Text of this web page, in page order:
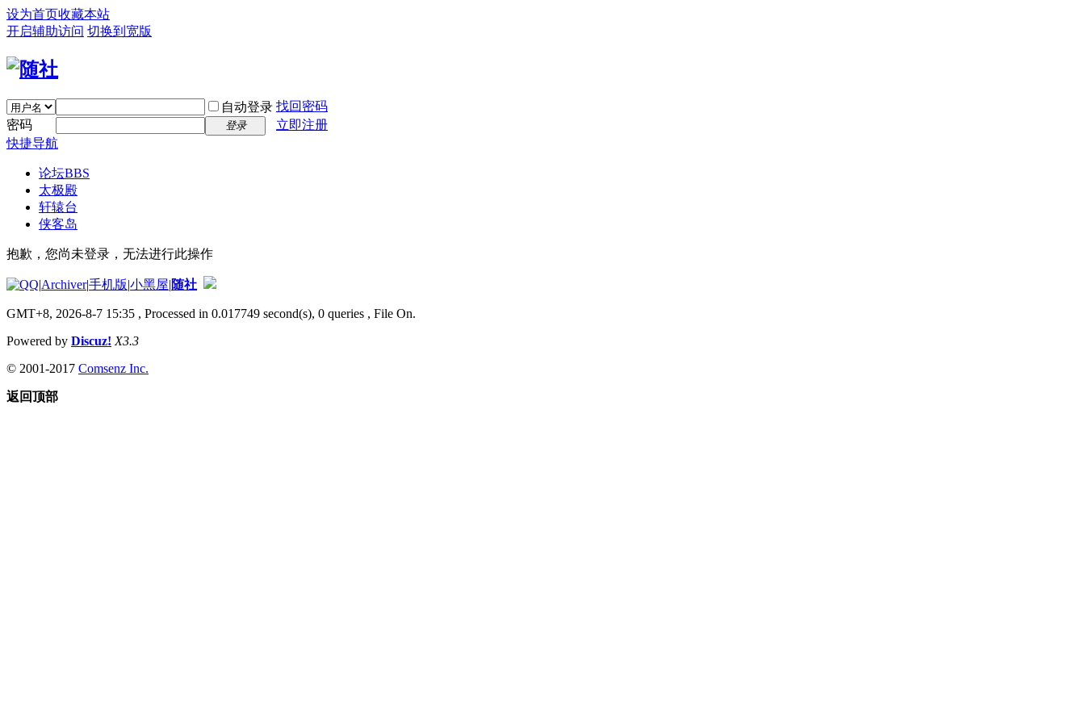
设为首页收藏本站
开启辅助访问 切换到宽版
自动登录 找回密码
密码
登录
立即注册
快捷导航
论坛BBS
太极殿
轩辕台
侠客岛
抱歉，您尚未登录，无法进行此操作
|Archiver|手机版|小黑屋|随社
GMT+8, 2026-8-7 15:35 , Processed in 0.017749 second(s), 0 queries , File On.
Powered by Discuz! X3.3
© 2001-2017 Comsenz Inc.
返回顶部